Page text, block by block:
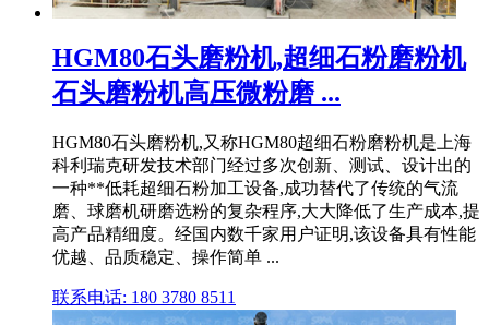
HGM80石头磨粉机,超细石粉磨粉机
石头磨粉机高压微粉磨 ...
HGM80石头磨粉机,又称HGM80超细石粉磨粉机是上海
科利瑞克研发技术部门经过多次创新、测试、设计出的
一种**低耗超细石粉加工设备,成功替代了传统的气流
磨、球磨机研磨选粉的复杂程序,大大降低了生产成本,提
高产品精细度。经国内数千家用户证明,该设备具有性能
优越、品质稳定、操作简单 ...
联系电话: 180 3780 8511